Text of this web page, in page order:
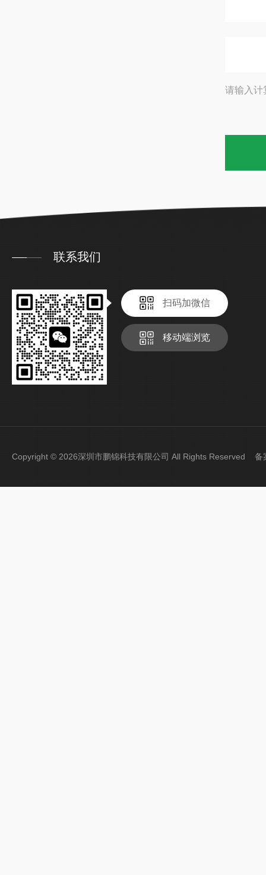
请输入计
联系我们
扫码加微信
移动端浏览
Copyright © 2026深圳市鹏锦科技有限公司 All Rights Reserved 备